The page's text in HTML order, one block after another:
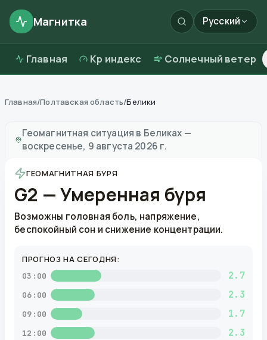
Магнитка Русский
Главная Kp индекс Солнечный ветер
Главная/Полтавская область/Белики
Геомагнитная ситуация в Беликах —
воскресенье, 9 августа 2026 г.
ГЕОМАГНИТНАЯ БУРЯ
G2 — Умеренная буря
Возможны головная боль, напряжение,
беспокойный сон и снижение концентрации.
ПРОГНОЗ НА СЕГОДНЯ:
03:00 2.7
06:00 2.3
09:00 1.7
12:00 2.3